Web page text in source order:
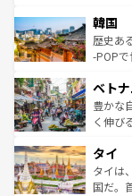
ワイを、存分
はコン
いる。
ビング
い。オ
参照し
ン）、
と山間
驚きを
容にも
照して
韓国
歴史あ
-POP
き、地
できる
まで、
リティ
覧を参
ベト
豊かな
く伸び
急速な
ーチミ
醸し出
タイ
タイは
国だ。